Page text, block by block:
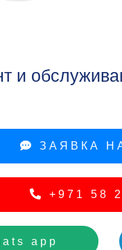
и
ЗАЯВКА
+971 58
app